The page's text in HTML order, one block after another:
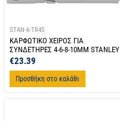
STAN-6-TR45
ΚΑΡΦΩΤΙΚΟ ΧΕΙΡΟΣ ΓΙΑ
ΣΥΝΔΕΤΗΡΕΣ 4-6-8-10MM STANLEY
€23.39
Προσθήκη στο καλάθι